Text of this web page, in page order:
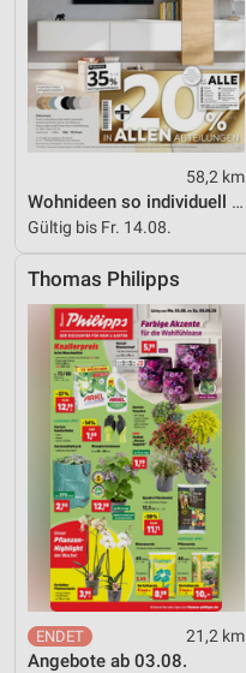
58,2 km
Wohnideen so individuell wie du!
Gültig bis Fr. 14.08.
Thomas Philipps
21,2 km
Angebote ab 03.08.
Performance
Funktional